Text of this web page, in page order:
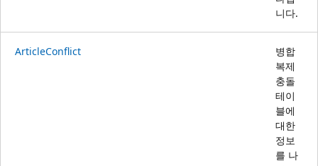
니다.
ArticleConflict
병합
복제
충돌
테이
블에
대한
정보
를 나